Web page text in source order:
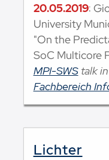
20.05.2019:
University
"On the
SoC Multicore
MPI-SWStalk
Fachbereich
Lichter